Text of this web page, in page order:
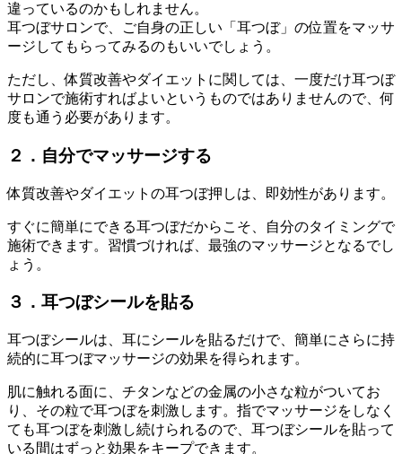
違っているのかもしれません。
耳つぼサロンで、ご自身の正しい「耳つぼ」の位置をマッサ
ージしてもらってみるのもいいでしょう。
ただし、体質改善やダイエットに関しては、一度だけ耳つぼ
サロンで施術すればよいというものではありませんので、何
度も通う必要があります。
２．自分でマッサージする
体質改善やダイエットの耳つぼ押しは、即効性があります。
すぐに簡単にできる耳つぼだからこそ、自分のタイミングで
施術できます。習慣づければ、最強のマッサージとなるでし
ょう。
３．耳つぼシールを貼る
耳つぼシールは、耳にシールを貼るだけで、簡単にさらに持
続的に耳つぼマッサージの効果を得られます。
肌に触れる面に、チタンなどの金属の小さな粒がついてお
り、その粒で耳つぼを刺激します。指でマッサージをしなく
ても耳つぼを刺激し続けられるので、耳つぼシールを貼って
いる間はずっと効果をキープできます。